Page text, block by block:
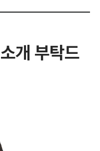
개 부탁드